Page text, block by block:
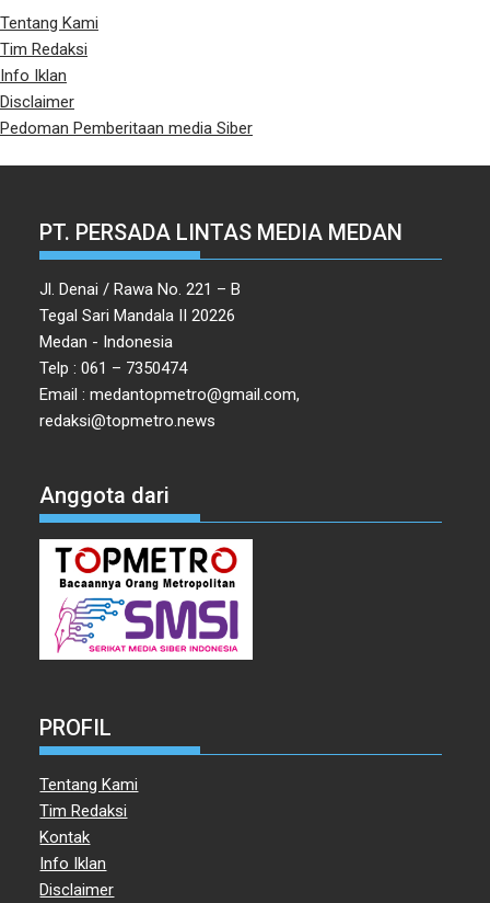
Tentang Kami
Tim Redaksi
Info Iklan
Disclaimer
Pedoman Pemberitaan media Siber
PT. PERSADA LINTAS MEDIA MEDAN
Jl. Denai / Rawa No. 221 – B
Tegal Sari Mandala II 20226
Medan - Indonesia
Telp : 061 – 7350474
Email : medantopmetro@gmail.com,
redaksi@topmetro.news
Anggota dari
PROFIL
Tentang Kami
Tim Redaksi
Kontak
Info Iklan
Disclaimer